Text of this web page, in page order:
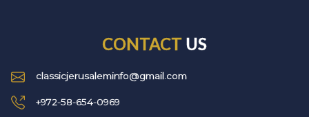
CONTACT US
classicjerusaleminfo@gmail.com
+972-58-654-0969